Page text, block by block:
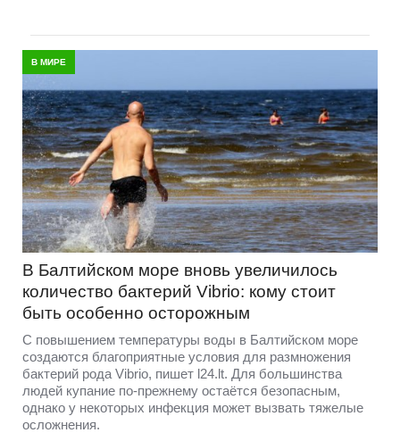
В МИРЕ
В Балтийском море вновь увеличилось
количество бактерий Vibrio: кому стоит
быть особенно осторожным
С повышением температуры воды в Балтийском море
создаются благоприятные условия для размножения
бактерий рода Vibrio, пишет l24.lt. Для большинства
людей купание по-прежнему остаётся безопасным,
однако у некоторых инфекция может вызвать тяжелые
осложнения.